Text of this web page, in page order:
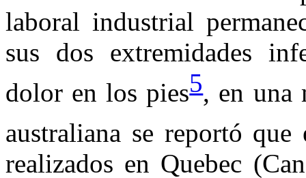
laboral industrial
sus dos extremidades
dolor en los pies5, en una
australiana se reportó
realizados en Quebec